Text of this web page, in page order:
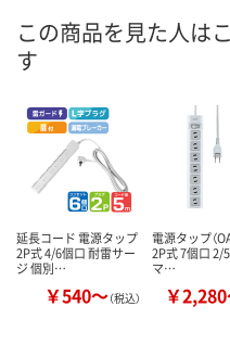
カゴへ
この商品を見た人は
す
延長コード 電源タップ
2P式 4/6個口 耐雷サー
ジ 個別…
￥540～（税込）
電源タップ（
2P式 7個口 2/
マ…
￥